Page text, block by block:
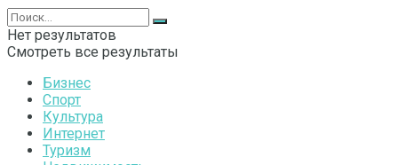
Нет результатов
Смотреть все результаты
Бизнес
Спорт
Культура
Интернет
Туризм